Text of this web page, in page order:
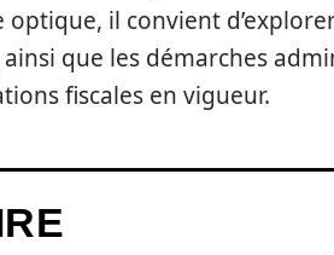
optique, il convient
que les démarches
fiscales en vigueur.